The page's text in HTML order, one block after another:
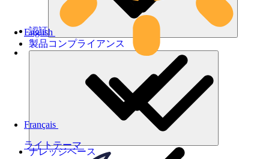
ライトテーマ
English
Français
認証
製品コンプライアンス
ナレッジベース